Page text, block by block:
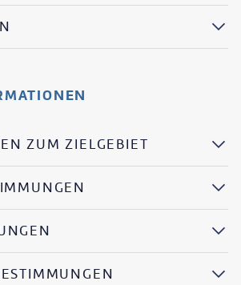
ZUM ZIELGEBIET